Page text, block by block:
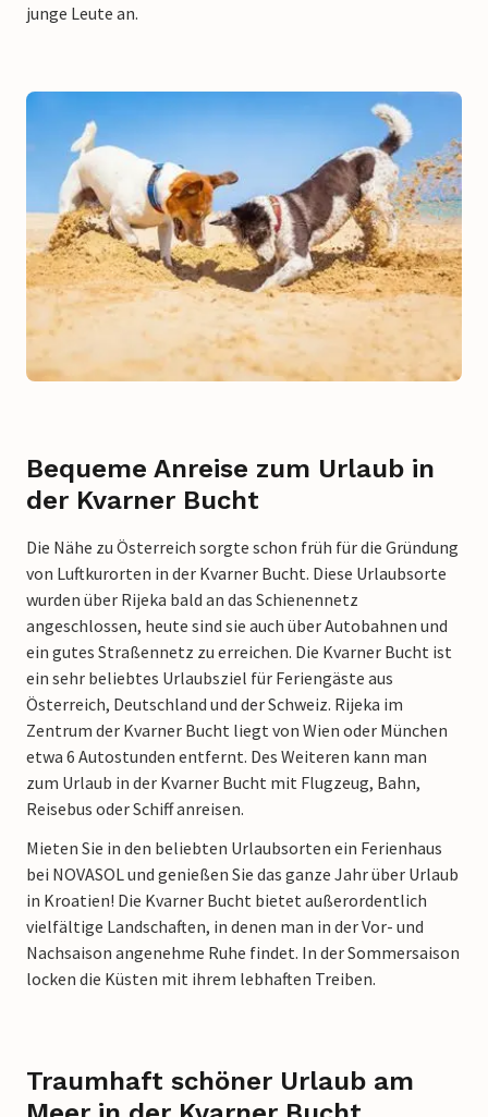
junge Leute an.
Bequeme Anreise zum Urlaub in
der Kvarner Bucht
Die Nähe zu Österreich sorgte schon früh für die Gründung
von Luftkurorten in der Kvarner Bucht. Diese Urlaubsorte
wurden über Rijeka bald an das Schienennetz
angeschlossen, heute sind sie auch über Autobahnen und
ein gutes Straßennetz zu erreichen. Die Kvarner Bucht ist
ein sehr beliebtes Urlaubsziel für Feriengäste aus
Österreich, Deutschland und der Schweiz. Rijeka im
Zentrum der Kvarner Bucht liegt von Wien oder München
etwa 6 Autostunden entfernt. Des Weiteren kann man
zum Urlaub in der Kvarner Bucht mit Flugzeug, Bahn,
Reisebus oder Schiff anreisen.
Mieten Sie in den beliebten Urlaubsorten ein Ferienhaus
bei NOVASOL und genießen Sie das ganze Jahr über Urlaub
in Kroatien! Die Kvarner Bucht bietet außerordentlich
vielfältige Landschaften, in denen man in der Vor- und
Nachsaison angenehme Ruhe findet. In der Sommersaison
locken die Küsten mit ihrem lebhaften Treiben.
Traumhaft schöner Urlaub am